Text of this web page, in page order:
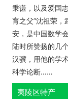
秉谦，以及爱国
育之父”沈祖荣，
安，是中国数学
陆时所赞扬的几
汉骥，用他的学
科学论断……
夷陵区特产